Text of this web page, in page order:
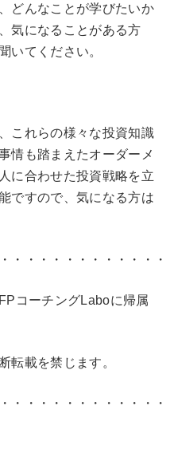
どんなことが学びたいか
気になることがある方
いてください。
これらの様々な投資知識
情も踏まえたオーダーメ
に合わせた投資戦略を立
ですので、気になる方は
・・・・・・・・・・・
コーチングLaboに帰属
転載を禁じます。
・・・・・・・・・・・